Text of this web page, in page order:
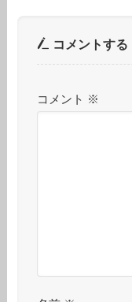
コメントする
コメント ※